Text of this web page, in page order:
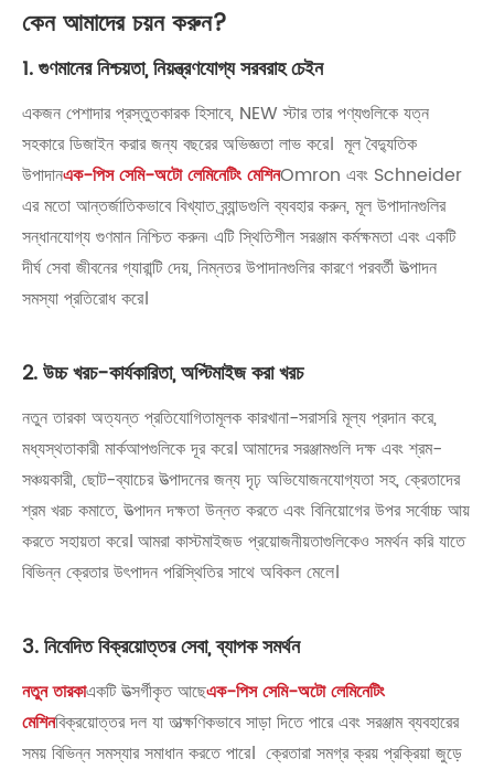
কেন আমাদের চয়ন করুন?
1. গুণমানের নিশ্চয়তা, নিয়ন্ত্রণযোগ্য সরবরাহ চেইন
একজন পেশাদার প্রস্তুতকারক হিসাবে, NEW স্টার তার পণ্যগুলিকে যত্ন
সহকারে ডিজাইন করার জন্য বছরের অভিজ্ঞতা লাভ করে। মূল বৈদ্যুতিক
উপাদানএক-পিস সেমি-অটো লেমিনেটিং মেশিনOmron এবং Schneider
এর মতো আন্তর্জাতিকভাবে বিখ্যাত ব্র্যান্ডগুলি ব্যবহার করুন, মূল উপাদানগুলির
সন্ধানযোগ্য গুণমান নিশ্চিত করুন৷ এটি স্থিতিশীল সরঞ্জাম কর্মক্ষমতা এবং একটি
দীর্ঘ সেবা জীবনের গ্যারান্টি দেয়, নিম্নতর উপাদানগুলির কারণে পরবর্তী উত্পাদন
সমস্যা প্রতিরোধ করে।
2. উচ্চ খরচ-কার্যকারিতা, অপ্টিমাইজ করা খরচ
নতুন তারকা অত্যন্ত প্রতিযোগিতামূলক কারখানা-সরাসরি মূল্য প্রদান করে,
মধ্যস্থতাকারী মার্কআপগুলিকে দূর করে। আমাদের সরঞ্জামগুলি দক্ষ এবং শ্রম-
সঞ্চয়কারী, ছোট-ব্যাচের উত্পাদনের জন্য দৃঢ় অভিযোজনযোগ্যতা সহ, ক্রেতাদের
শ্রম খরচ কমাতে, উত্পাদন দক্ষতা উন্নত করতে এবং বিনিয়োগের উপর সর্বোচ্চ আয়
করতে সহায়তা করে। আমরা কাস্টমাইজড প্রয়োজনীয়তাগুলিকেও সমর্থন করি যাতে
বিভিন্ন ক্রেতার উৎপাদন পরিস্থিতির সাথে অবিকল মেলে।
3. নিবেদিত বিক্রয়োত্তর সেবা, ব্যাপক সমর্থন
নতুন তারকাএকটি উত্সর্গীকৃত আছেএক-পিস সেমি-অটো লেমিনেটিং
মেশিনবিক্রয়োত্তর দল যা তাত্ক্ষণিকভাবে সাড়া দিতে পারে এবং সরঞ্জাম ব্যবহারের
সময় বিভিন্ন সমস্যার সমাধান করতে পারে। ক্রেতারা সমগ্র ক্রয় প্রক্রিয়া জুড়ে